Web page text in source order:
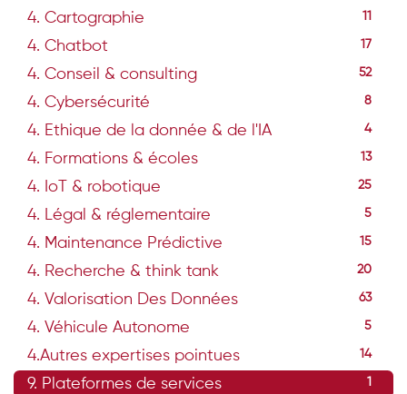
4. Cartographie
4. Chatbot 17
4. Conseil & consulting 52
4. Cybersécurité 8
4. Ethique de la donnée & de l'IA 4
4. Formations & écoles 13
4. IoT & robotique 25
4. Légal & réglementaire 5
4. Maintenance Prédictive 15
4. Recherche & think tank 20
4. Valorisation Des Données 63
4. Véhicule Autonome 5
4.Autres expertises pointues 14
9. Plateformes de services